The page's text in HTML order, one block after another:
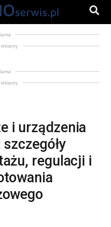
reklamy
reklamy
i urządzenia
regulacji i